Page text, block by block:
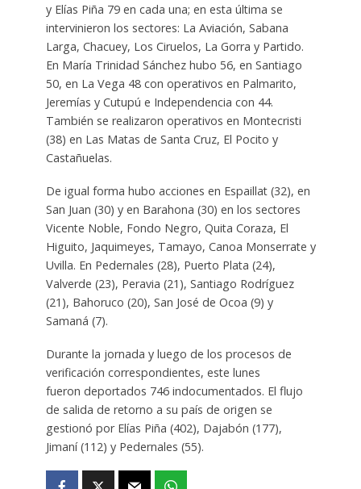
y Elías Piña 79 en cada una; en esta última se
intervinieron los sectores: La Aviación, Sabana
Larga, Chacuey, Los Ciruelos, La Gorra y Partido.
En María Trinidad Sánchez hubo 56, en Santiago
50, en La Vega 48 con operativos en Palmarito,
Jeremías y Cutupú e Independencia con 44.
También se realizaron operativos en Montecristi
(38) en Las Matas de Santa Cruz, El Pocito y
Castañuelas.
De igual forma hubo acciones en Espaillat (32), en
San Juan (30) y en Barahona (30) en los sectores
Vicente Noble, Fondo Negro, Quita Coraza, El
Higuito, Jaquimeyes, Tamayo, Canoa Monserrate y
Uvilla. En Pedernales (28), Puerto Plata (24),
Valverde (23), Peravia (21), Santiago Rodríguez
(21), Bahoruco (20), San José de Ocoa (9) y
Samaná (7).
Durante la jornada y luego de los procesos de
verificación correspondientes, este lunes
fueron deportados 746 indocumentados. El flujo
de salida de retorno a su país de origen se
gestionó por Elías Piña (402), Dajabón (177),
Jimaní (112) y Pedernales (55).